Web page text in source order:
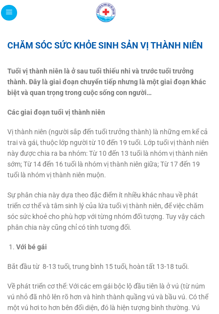
Bỏ
qua
dung
CHĂM SÓC SỨC KHỎE SINH SẢN VỊ THÀNH NIÊN
Tuổi vị thành niên là ở sau tuổi thiếu nhi và trước tuổi trưởng
thành. Đây là giai đoạn chuyển tiếp nhưng là một giai đoạn khác
biệt và quan trọng trong cuộc sống con người…
Các giai đoạn tuổi vị thành niên
Vị thành niên (người sắp đến tuổi trưởng thành) là những em kể cả
trai và gái, thuộc lớp người từ 10 đến 19 tuổi. Lớp tuổi vị thành niên
này được chia ra ba nhóm: Từ 10 đến 13 tuổi là nhóm vị thành niên
sớm; Từ 14 đến 16 tuổi là nhóm vị thành niên giữa; Từ 17 đến 19
tuổi là nhóm vị thành niên muộn.
Sự phân chia này dựa theo đặc điểm ít nhiều khác nhau về phát
triển cơ thể và tâm sinh lý của lứa tuổi vị thành niên, để việc chăm
sóc sức khoẻ cho phù hợp với từng nhóm đối tượng. Tuy vậy cách
phân chia này cũng chỉ có tính tương đối.
Với bé gái
Bắt đầu từ 8-13 tuổi, trung bình 15 tuổi, hoàn tất 13-18 tuổi.
Về phát triển cơ thể: Với các em gái bộc lộ đầu tiên là ở vú (từ núm
vú nhỏ đã nhô lên rõ hơn và hình thành quầng vú và bầu vú. Có thể
một vú hơi to hơn bên đối diện, đó là hiện tượng bình thường. Vú